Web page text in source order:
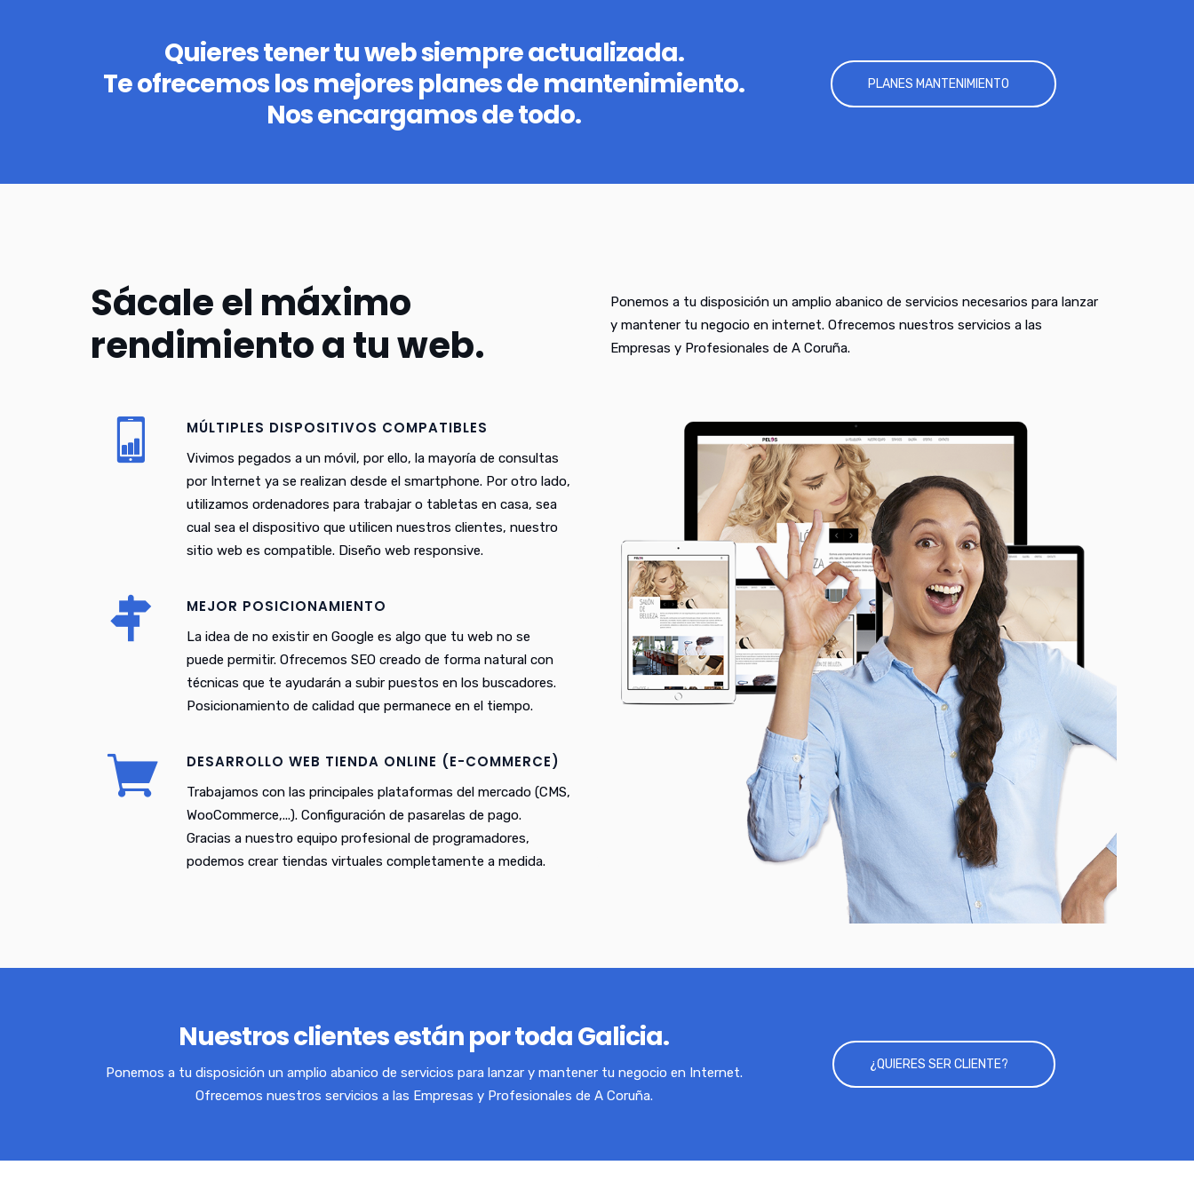
Quieres tener tu web siempre actualizada.
Te ofrecemos los mejores planes de mantenimiento.
Nos encargamos de todo.
PLANES MANTENIMIENTO
Sácale el máximo
rendimiento a tu web.
Ponemos a tu disposición un amplio abanico de servicios necesarios para lanzar
y mantener tu negocio en internet. Ofrecemos nuestros servicios a las
Empresas y Profesionales de A Coruña.
MÚLTIPLES DISPOSITIVOS COMPATIBLES
Vivimos pegados a un móvil, por ello, la mayoría de consultas
por Internet ya se realizan desde el smartphone. Por otro lado,
utilizamos ordenadores para trabajar o tabletas en casa, sea
cual sea el dispositivo que utilicen nuestros clientes, nuestro
sitio web es compatible. Diseño web responsive.
MEJOR POSICIONAMIENTO
La idea de no existir en Google es algo que tu web no se
puede permitir. Ofrecemos SEO creado de forma natural con
técnicas que te ayudarán a subir puestos en los buscadores.
Posicionamiento de calidad que permanece en el tiempo.
DESARROLLO WEB TIENDA ONLINE (E-COMMERCE)
Trabajamos con las principales plataformas del mercado (CMS,
WooCommerce,...). Configuración de pasarelas de pago.
Gracias a nuestro equipo profesional de programadores,
podemos crear tiendas virtuales completamente a medida.
Nuestros clientes están por toda Galicia.
Ponemos a tu disposición un amplio abanico de servicios para lanzar y mantener tu negocio en Internet.
Ofrecemos nuestros servicios a las Empresas y Profesionales de A Coruña.
¿QUIERES SER CLIENTE?